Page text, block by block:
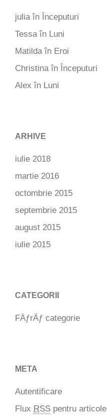
juliaîn Începuturi
Tessaîn Luni
Matildaîn Eroi
Christinaîn Începuturi
Alex în Luni
ARHIVE
iulie 2018
martie 2016
octombrie 2015
septembrie 2015
august 2015
iulie 2015
CATEGORII
FÄƒrÄƒ categorie
META
Autentificare
Flux RSS pentru articole